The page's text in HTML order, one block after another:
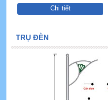
Chi tiết
TRỤ ĐÈN